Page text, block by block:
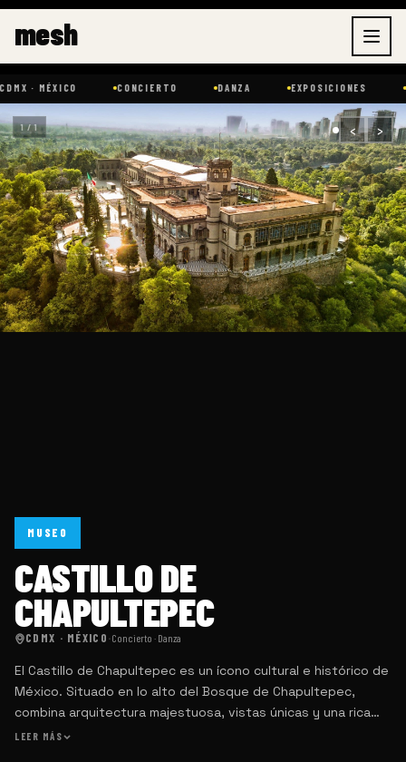
Ir
mesh
CONCIERTO EXPOSICIONES
MUSEO
CASTILLO DE
CHAPULTEPEC
CDMX · MÉXICO·Concierto · Danza
El Castillo de Chapultepec es un ícono cultural e histórico de
México. Situado en lo alto del Bosque de Chapultepec,
combina arquitectura majestuosa, vistas únicas y una rica
colección del Museo Nacional de Historia. Recorre sus
LEER MÁS
1 / 1 ‹ ›